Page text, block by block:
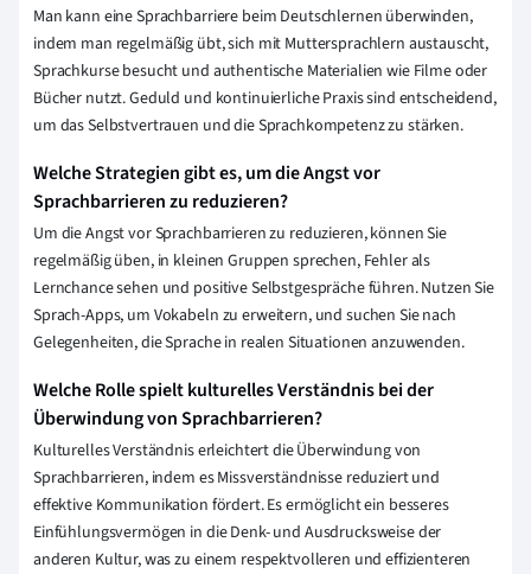
Man kann eine Sprachbarriere beim Deutschlernen überwinden,
indem man regelmäßig übt, sich mit Muttersprachlern austauscht,
Sprachkurse besucht und authentische Materialien wie Filme oder
Bücher nutzt. Geduld und kontinuierliche Praxis sind entscheidend,
um das Selbstvertrauen und die Sprachkompetenz zu stärken.
Welche Strategien gibt es, um die Angst vor
Sprachbarrieren zu reduzieren?
Um die Angst vor Sprachbarrieren zu reduzieren, können Sie
regelmäßig üben, in kleinen Gruppen sprechen, Fehler als
Lernchance sehen und positive Selbstgespräche führen. Nutzen Sie
Sprach-Apps, um Vokabeln zu erweitern, und suchen Sie nach
Gelegenheiten, die Sprache in realen Situationen anzuwenden.
Welche Rolle spielt kulturelles Verständnis bei der
Überwindung von Sprachbarrieren?
Kulturelles Verständnis erleichtert die Überwindung von
Sprachbarrieren, indem es Missverständnisse reduziert und
effektive Kommunikation fördert. Es ermöglicht ein besseres
Einfühlungsvermögen in die Denk- und Ausdrucksweise der
anderen Kultur, was zu einem respektvolleren und effizienteren